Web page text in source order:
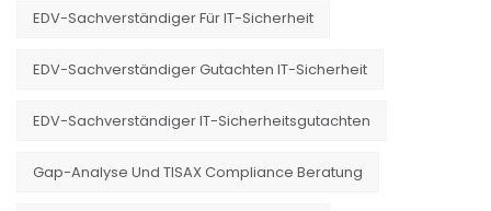
EDV-Sachverständiger Für IT-Sicherheit
EDV-Sachverständiger Gutachten IT-Sicherheit
EDV-Sachverständiger IT-Sicherheitsgutachten
Gap-Analyse Und TISAX Compliance Beratung